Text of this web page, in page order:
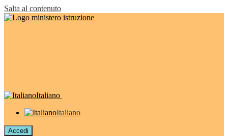
Salta al contenuto
Italiano
Italiano
Accedi